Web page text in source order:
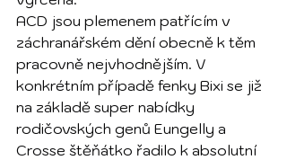
ACD jsou plemenem patřícím v
záchranářském dění obecně k těm
pracovně nejvhodnějším. V
konkrétním případě fenky Bixi se již
na základě super nabídky
rodičovských genů Eungelly a
Crosse štěňátko řadilo k absolutní